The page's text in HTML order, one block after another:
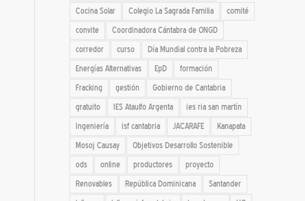
Cocina Solar
Colegio La Sagrada Familia
comité
convite
Coordinadora Cántabra de ONGD
corredor
curso
Día Mundial contra la Pobreza
Energías Alternativas
EpD
formación
Fracking
gestión
Gobierno de Cantabria
gratuito
IES Ataulfo Argenta
ies ria san martín
Ingeniería
isf cantabria JACARAFE
Kanapata
Mosoj Causay
Objetivos Desarrollo Sostenible
ods
online productores
proyecto
Renovables
República Dominicana
Santander